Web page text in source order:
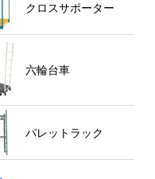
クロスサポーター
六輪台車
パレットラック